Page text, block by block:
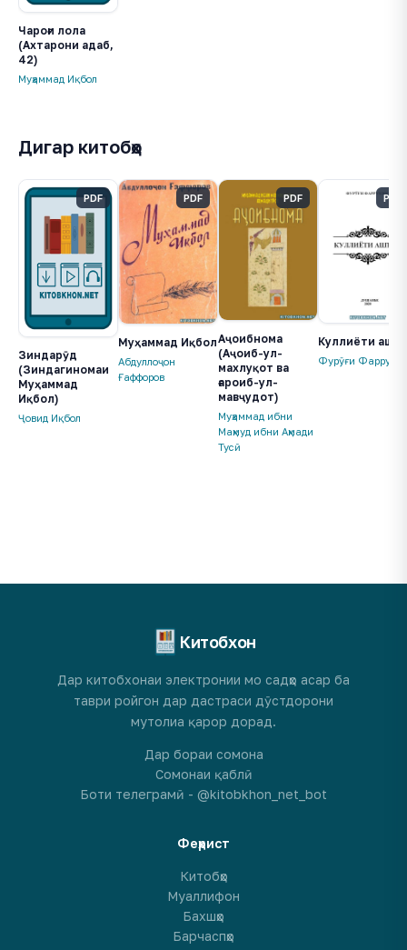
Чароғи лола
(Ахтарони адаб,
42)
Муҳаммад Иқбол
Дигар китобҳо
PDF
Зиндарӯд
(Зиндагиномаи
Муҳаммад
Иқбол)
Ҷовид Иқбол
PDF
Муҳаммад Иқбол
Абдуллоҷон
Ғаффоров
PDF
Аҷоибнома
(Аҷоиб-ул-
махлуқот ва
ғароиб-ул-
мавҷудот)
Муҳаммад ибни
Маҳмуд ибни Аҳмади
Тусӣ
PDF
Куллиёти
Фурӯғи
Китобхон
Дар китобхонаи электронии мо садҳо асар ба
таври ройгон дар дастраси дӯстдорони
мутолиа қарор дорад.
Дар бораи сомона
Сомонаи қаблӣ
Боти телеграмӣ - @kitobkhon_net_bot
Феҳрист
Китобҳо
Муаллифон
Бахшҳо
Барчаспҳо